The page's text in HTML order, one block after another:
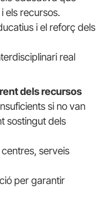
els recursos.
i el reforç dels
real
dels recursos
si no van
sostingut dels
serveis
per garantir